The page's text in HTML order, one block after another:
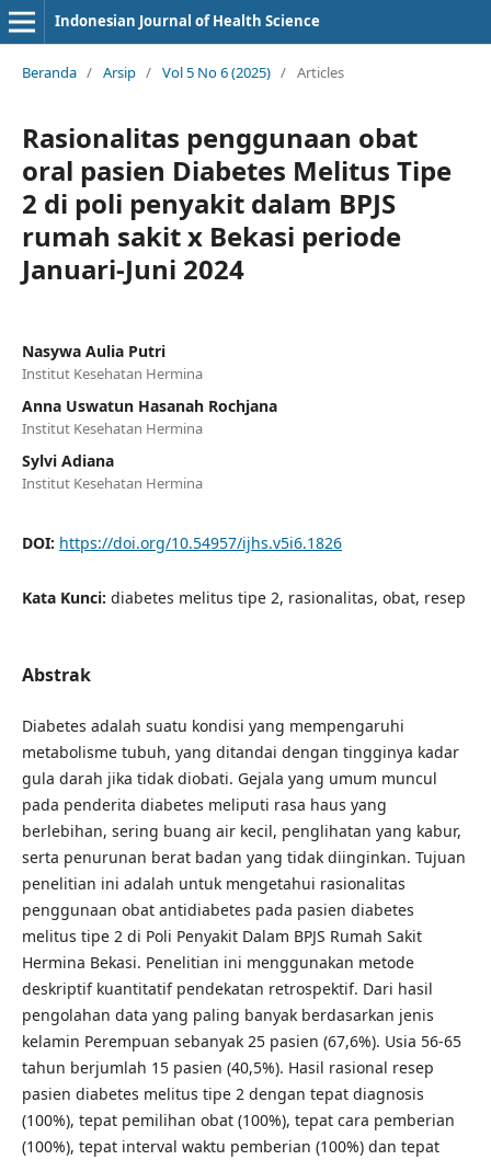
Indonesian Journal of Health Science
Beranda / Arsip / Vol 5 No 6 (2025) / Articles
Rasionalitas penggunaan obat
oral pasien Diabetes Melitus Tipe
2 di poli penyakit dalam BPJS
rumah sakit x Bekasi periode
Januari-Juni 2024
Nasywa Aulia Putri
Institut Kesehatan Hermina
Anna Uswatun Hasanah Rochjana
Institut Kesehatan Hermina
Sylvi Adiana
Institut Kesehatan Hermina
DOI: https://doi.org/10.54957/ijhs.v5i6.1826
Kata Kunci: diabetes melitus tipe 2, rasionalitas, obat, resep
Abstrak
Diabetes adalah suatu kondisi yang mempengaruhi
metabolisme tubuh, yang ditandai dengan tingginya kadar
gula darah jika tidak diobati. Gejala yang umum muncul
pada penderita diabetes meliputi rasa haus yang
berlebihan, sering buang air kecil, penglihatan yang kabur,
serta penurunan berat badan yang tidak diinginkan. Tujuan
penelitian ini adalah untuk mengetahui rasionalitas
penggunaan obat antidiabetes pada pasien diabetes
melitus tipe 2 di Poli Penyakit Dalam BPJS Rumah Sakit
Hermina Bekasi. Penelitian ini menggunakan metode
deskriptif kuantitatif pendekatan retrospektif. Dari hasil
pengolahan data yang paling banyak berdasarkan jenis
kelamin Perempuan sebanyak 25 pasien (67,6%). Usia 56-65
tahun berjumlah 15 pasien (40,5%). Hasil rasional resep
pasien diabetes melitus tipe 2 dengan tepat diagnosis
(100%), tepat pemilihan obat (100%), tepat cara pemberian
(100%), tepat interval waktu pemberian (100%) dan tepat